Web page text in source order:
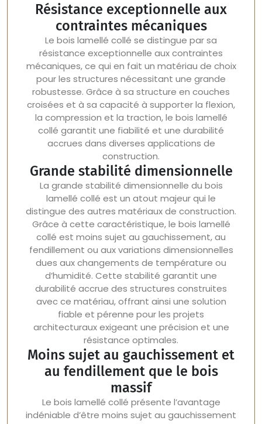
Résistance exceptionnelle aux
contraintes mécaniques
Le bois lamellé collé se distingue par sa
résistance exceptionnelle aux contraintes
mécaniques, ce qui en fait un matériau de choix
pour les structures nécessitant une grande
robustesse. Grâce à sa structure en couches
croisées et à sa capacité à supporter la flexion,
la compression et la traction, le bois lamellé
collé garantit une fiabilité et une durabilité
accrues dans diverses applications de
construction.
Grande stabilité dimensionnelle
La grande stabilité dimensionnelle du bois
lamellé collé est un atout majeur qui le
distingue des autres matériaux de construction.
Grâce à cette caractéristique, le bois lamellé
collé est moins sujet au gauchissement, au
fendillement ou aux variations dimensionnelles
dues aux changements de température ou
d’humidité. Cette stabilité garantit une
durabilité accrue des structures construites
avec ce matériau, offrant ainsi une solution
fiable et pérenne pour les projets
architecturaux exigeant une précision et une
résistance optimales.
Moins sujet au gauchissement et
au fendillement que le bois
massif
Le bois lamellé collé présente l’avantage
indéniable d’être moins sujet au gauchissement